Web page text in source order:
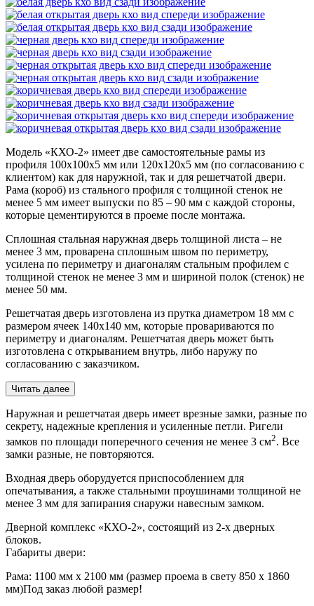
Модель «КХО-2» имеет две самостоятельные рамы из
профиля 100х100х5 мм или 120х120х5 мм (по согласованию с
клиентом) как для наружной, так и для решетчатой двери.
Рама (короб) из стального профиля с толщиной стенок не
менее 5 мм имеет выпуски по 85 – 90 мм с каждой стороны,
которые цементируются в проеме после монтажа.
Сплошная стальная наружная дверь толщиной листа – не
менее 3 мм, проварена сплошным швом по периметру,
усилена по периметру и диагоналям стальным профилем с
толщиной стенок не менее 3 мм и шириной полок (стенок) не
менее 50 мм.
Решетчатая дверь изготовлена из прутка диаметром 18 мм с
размером ячеек 140х140 мм, которые провариваются по
периметру и диагоналям. Решетчатая дверь может быть
изготовлена с открыванием внутрь, либо наружу по
согласованию с заказчиком.
Читать далее
Наружная и решетчатая дверь имеет врезные замки, разные по
секрету, надежные крепления и усиленные петли. Ригели
замков по площади поперечного сечения не менее 3 см2. Все
замки разные, не повторяются.
Входная дверь оборудуется приспособлением для
опечатывания, а также стальными проушинами толщиной не
менее 3 мм для запирания снаружи навесным замком.
Дверной комплекс «КХО-2», состоящий из 2-х дверных
блоков.
Габариты двери:
Рама: 1100 мм х 2100 мм (размер проема в свету 850 х 1860
мм)Под заказ любой размер!